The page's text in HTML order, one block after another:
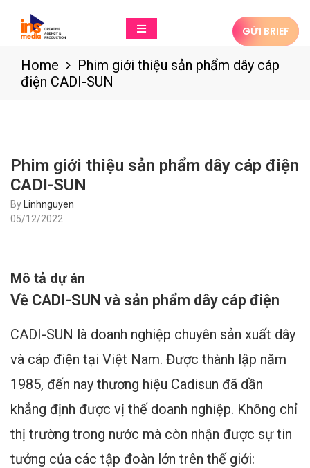
GỬI BRIEF
Home
Phim giới thiệu sản phẩm dây cáp
điện CADI-SUN
Phim giới thiệu sản phẩm dây cáp điện
CADI-SUN
By
Linhnguyen
05/12/2022
Mô tả dự án
Về CADI-SUN và sản phẩm dây cáp điện
CADI-SUN là doanh nghiệp chuyên sản xuất dây
và cáp điện tại Việt Nam. Được thành lập năm
1985, đến nay thương hiệu Cadisun đã dần
khẳng định được vị thế doanh nghiệp. Không chỉ
thị trường trong nước mà còn nhận được sự tin
tưởng của các tập đoàn lớn trên thế giới: